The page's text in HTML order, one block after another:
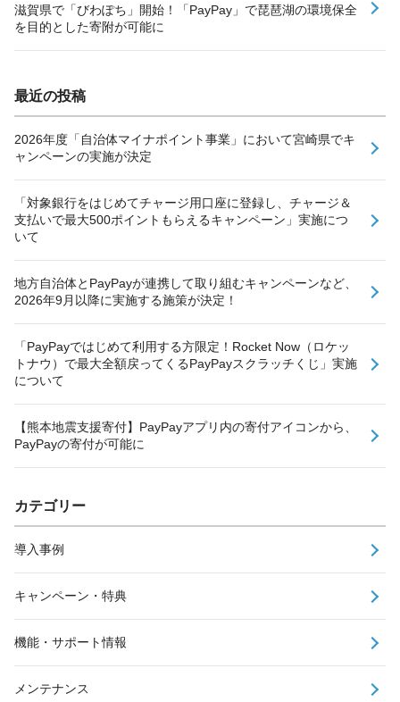
滋賀県で「びわぽち」開始！「PayPay」で琵琶湖の環境保全
を目的とした寄附が可能に
最近の投稿
2026年度「自治体マイナポイント事業」において宮崎県でキ
ャンペーンの実施が決定
「対象銀行をはじめてチャージ用口座に登録し、チャージ＆
支払いで最大500ポイントもらえるキャンペーン」実施につ
いて
地方自治体とPayPayが連携して取り組むキャンペーンなど、
2026年9月以降に実施する施策が決定！
「PayPayではじめて利用する方限定！Rocket Now（ロケッ
トナウ）で最大全額戻ってくるPayPayスクラッチくじ」実施
について
【熊本地震支援寄付】PayPayアプリ内の寄付アイコンから、
PayPayの寄付が可能に
カテゴリー
導入事例
キャンペーン・特典
機能・サポート情報
メンテナンス